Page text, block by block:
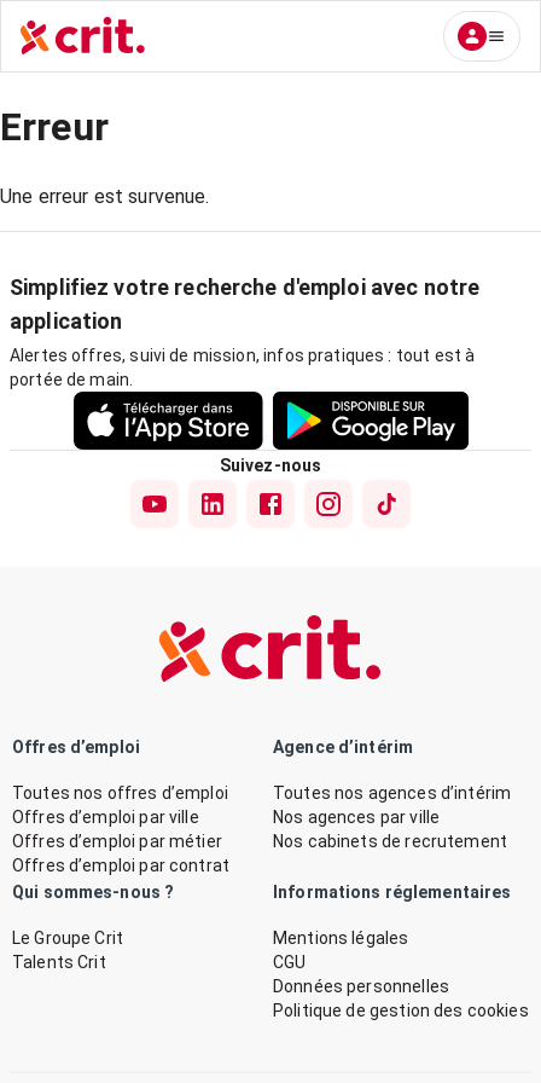
Erreur
Une erreur est survenue.
Simplifiez votre recherche d'emploi avec notre
application
Alertes offres, suivi de mission, infos pratiques : tout est à
portée de main.
Suivez-nous
Offres d’emploi
Toutes nos offres d’emploi
Offres d’emploi par ville
Offres d’emploi par métier
Offres d’emploi par contrat
Agence d’intérim
Toutes nos agences d’intérim
Nos agences par ville
Nos cabinets de recrutement
Qui sommes-nous ?
Le Groupe Crit
Talents Crit
Informations réglementaires
Mentions légales
CGU
Données personnelles
Politique de gestion des cookies